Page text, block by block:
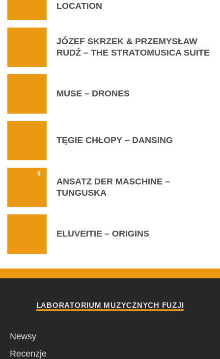
LOCATION
JÓZEF SKRZEK & PRZEMYSŁAW
RUDŹ – THE STRATOMUSICA SUITE
MUSE – DRONES
TĘGIE CHŁOPY – DANSING
8
ANSATZ DER MASCHINE –
TUNGUSKA
ELUVEITIE – ORIGINS
LABORATORIUM MUZYCZNYCH FUZJI
Newsy
Recenzje